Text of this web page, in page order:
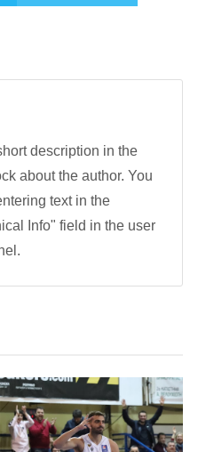
description in the
about the author. You
text in the
Info" field in the user